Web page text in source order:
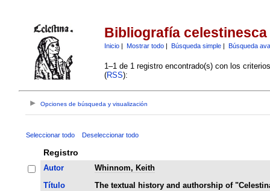
Bibliografía celestinesca
Inicio| Mostrar todo| Búsqueda simple| Búsqueda
1–1 de 1 registro encontrado(s) con los
(RSS):
Opciones de búsqueda y visualización
Seleccionar todo Deseleccionar todo
Registro
Autor
Whinnom, Keith
Título
The textual history and authorship of